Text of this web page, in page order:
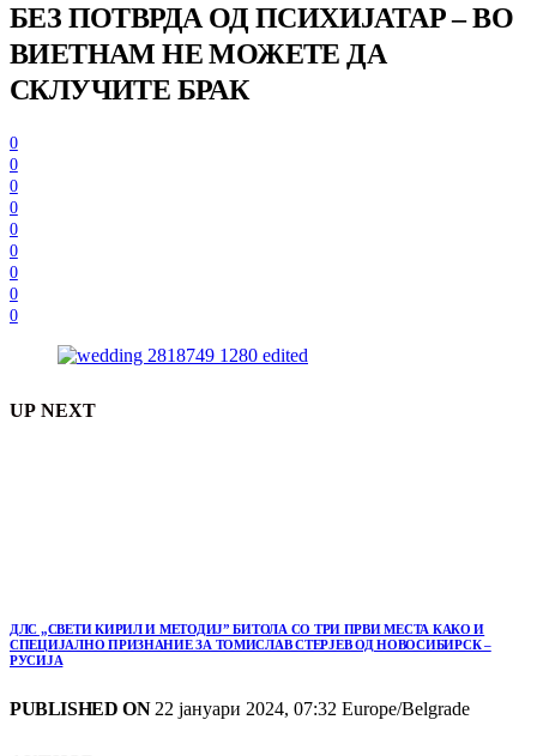
БЕЗ ПОТВРДА ОД ПСИХИЈАТАР – ВО
ВИЕТНАМ НЕ МОЖЕТЕ ДА
СКЛУЧИТЕ БРАК
0
0
0
0
0
0
0
0
0
UP NEXT
ДЛС „СВЕТИ КИРИЛ И МЕТОДИЈ” БИТОЛА СО ТРИ ПРВИ МЕСТА КАКО И
СПЕЦИЈАЛНО ПРИЗНАНИЕ ЗА ТОМИСЛАВ СТЕРЈЕВ ОД НОВОСИБИРСК –
РУСИЈА
PUBLISHED ON22 јануари 2024, 07:32 Europe/Belgrade